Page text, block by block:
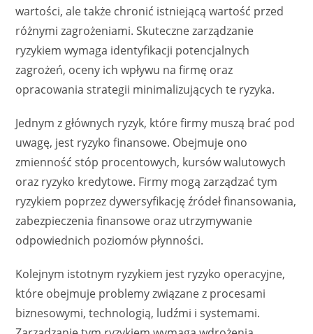
wartości, ale także chronić istniejącą wartość przed
różnymi zagrożeniami. Skuteczne zarządzanie
ryzykiem wymaga identyfikacji potencjalnych
zagrożeń, oceny ich wpływu na firmę oraz
opracowania strategii minimalizujących te ryzyka.
Jednym z głównych ryzyk, które firmy muszą brać pod
uwagę, jest ryzyko finansowe. Obejmuje ono
zmienność stóp procentowych, kursów walutowych
oraz ryzyko kredytowe. Firmy mogą zarządzać tym
ryzykiem poprzez dywersyfikację źródeł finansowania,
zabezpieczenia finansowe oraz utrzymywanie
odpowiednich poziomów płynności.
Kolejnym istotnym ryzykiem jest ryzyko operacyjne,
które obejmuje problemy związane z procesami
biznesowymi, technologią, ludźmi i systemami.